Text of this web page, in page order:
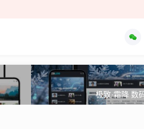
极致·霜降 数